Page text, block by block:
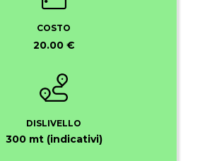
COSTO
20.00 €
DISLIVELLO
300 mt (indicativi)